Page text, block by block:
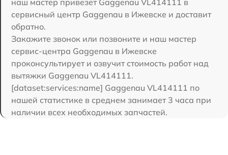
сервисный центр Gaggenau в Ижевске и доставит
обратно.
Закажите звонок или позвоните и наш мастер
сервис-центра Gaggenau в Ижевске
проконсультирует и озвучит стоимость работ над
вытяжки Gaggenau VL414111.
[dataset:services:name] Gaggenau VL414111 по
нашей статистике в среднем занимает 3 часа при
наличии всех необходимых запчастей.